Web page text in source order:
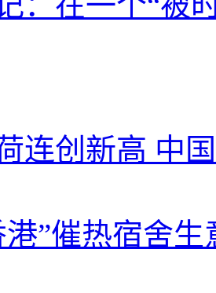
连创新高 中
港”催热宿舍